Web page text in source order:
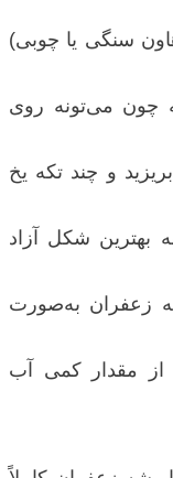
سنگی یا چوبی)
چون می‌تونه روی
و چند تکه یخ
بهترین شکل آزاد
زعفران به‌صورت
از مقدار کمی آب